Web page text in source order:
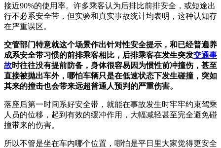
接近90%的使用率。许多乘客认为后排比前排安全，或短途出
行不必系安全带，但实验和真实事故统计均表明，这种认知存
在严重误区。
交管部门特意就这个场景作出针对性安全提示，和已经普遍养
成系安全带习惯的前排乘客相比，后排乘客在发生突发交通事
故时往往没有提前防备，身体很容易因为惯性前冲撞伤，甚至
直接被抛出车外，哪怕车辆只是在低速状态下发生碰撞，突如
其来的撞击也会带来远超普通人预判的严重伤害。
落座后第一时间系好安全带，就能在事故发生时牢牢约束驾乘
人员的位移，起到有效的缓冲作用，大幅减轻甚至完全避免碰
撞带来的伤害。
所以不管是坐在车内哪个位置，哪怕是平日里大家觉得更安全